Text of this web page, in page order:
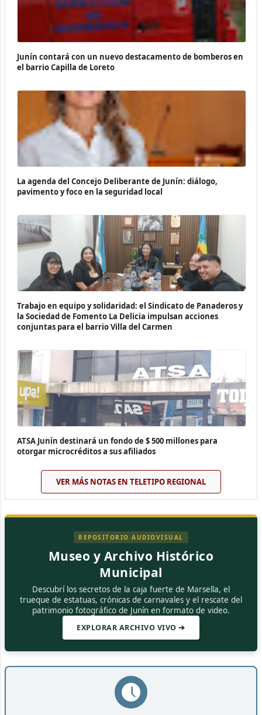
Junín contará con un nuevo destacamento de bomberos en
el barrio Capilla de Loreto
La agenda del Concejo Deliberante de Junín: diálogo,
pavimento y foco en la seguridad local
Trabajo en equipo y solidaridad: el Sindicato de Panaderos y
la Sociedad de Fomento La Delicia impulsan acciones
conjuntas para el barrio Villa del Carmen
ATSA Junín destinará un fondo de $ 500 millones para
otorgar microcréditos a sus afiliados
VER MÁS NOTAS EN TELETIPO REGIONAL
REPOSITORIO AUDIOVISUAL
Museo y Archivo Histórico
Municipal
Descubrí los secretos de la caja fuerte de Marsella, el
trueque de estatuas, crónicas de carnavales y el rescate del
patrimonio fotográfico de Junín en formato de video.
EXPLORAR ARCHIVO VIVO ➔